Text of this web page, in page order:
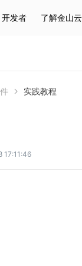
开发者 了解金山云
实践教程
17:11:46